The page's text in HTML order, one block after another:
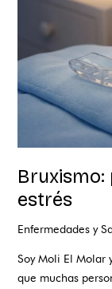
estrés
Enfermedades y
Soy Moli El Molar
que muchas